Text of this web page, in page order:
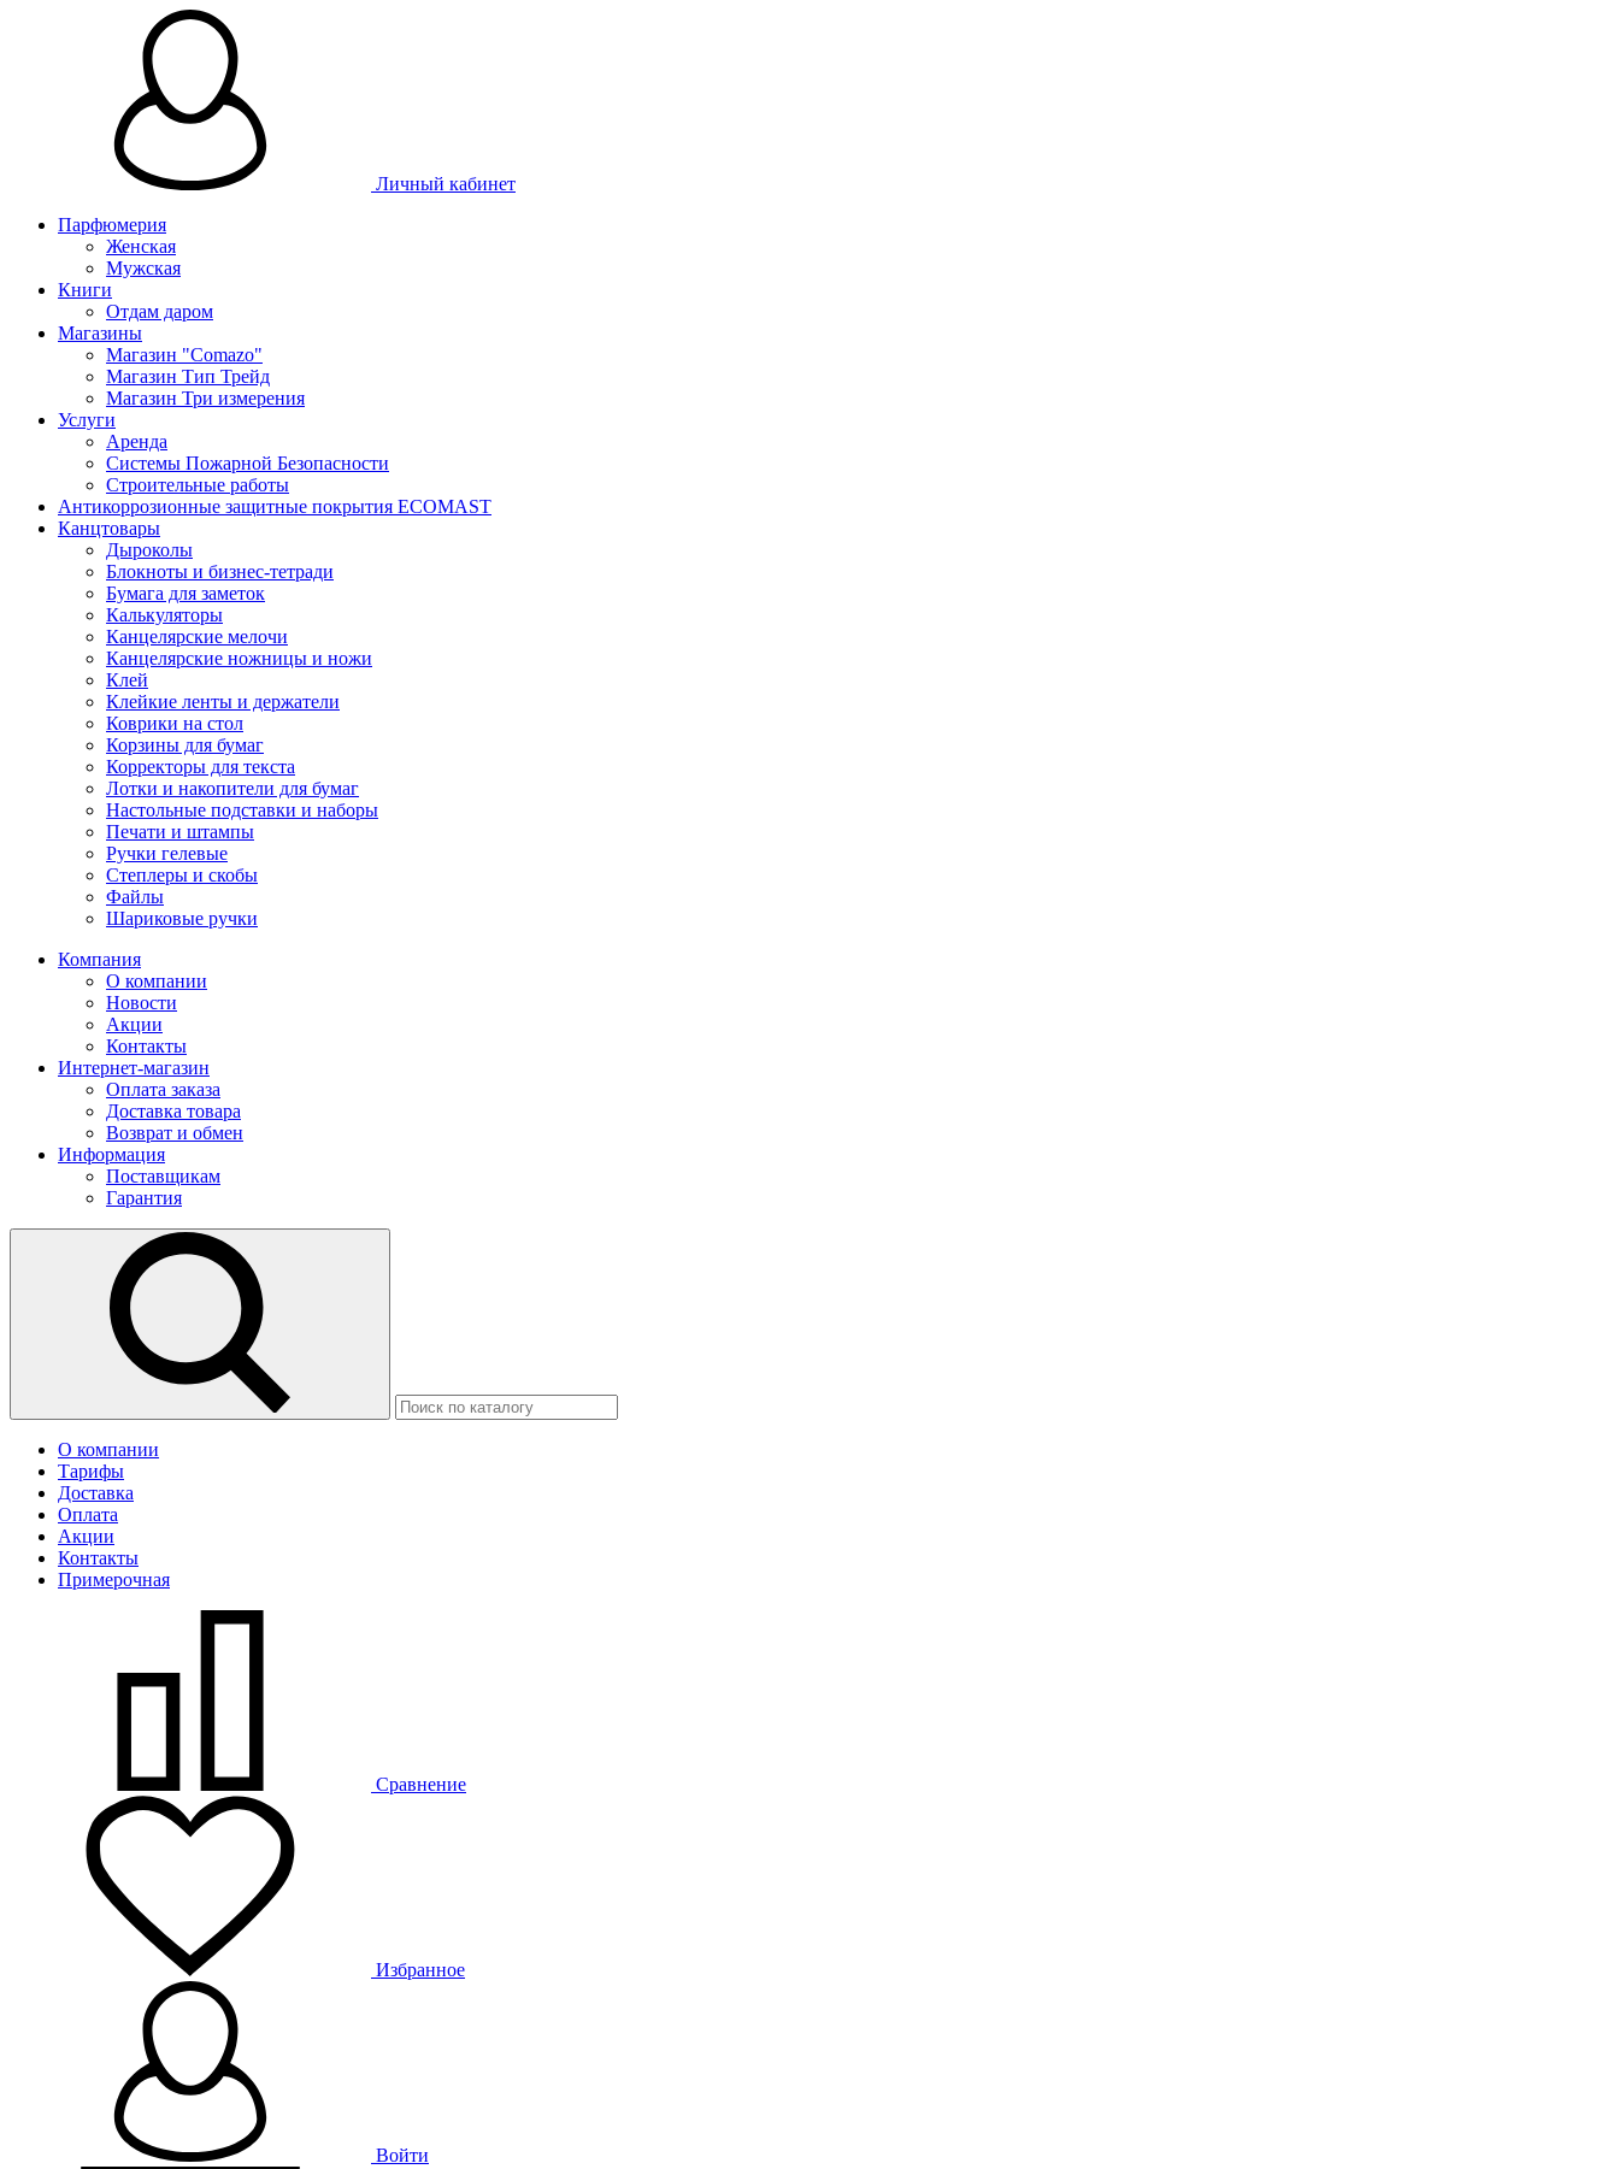
Личный кабинет
Парфюмерия
Женская
Мужская
Книги
Отдам даром
Магазины
Магазин "Comazo"
Магазин Тип Трейд
Магазин Три измерения
Услуги
Аренда
Системы Пожарной Безопасности
Строительные работы
Антикоррозионные защитные покрытия ECOMAST
Канцтовары
Дыроколы
Блокноты и бизнес-тетради
Бумага для заметок
Калькуляторы
Канцелярские мелочи
Канцелярские ножницы и ножи
Клей
Клейкие ленты и держатели
Коврики на стол
Корзины для бумаг
Корректоры для текста
Лотки и накопители для бумаг
Настольные подставки и наборы
Печати и штампы
Ручки гелевые
Степлеры и скобы
Файлы
Шариковые ручки
Компания
О компании
Новости
Акции
Контакты
Интернет-магазин
Оплата заказа
Доставка товара
Возврат и обмен
Информация
Поставщикам
Гарантия
О компании
Тарифы
Доставка
Оплата
Акции
Контакты
Примерочная
Сравнение
Избранное
Войти